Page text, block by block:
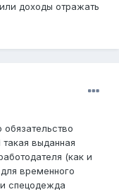
доходы отражать
выданная
(как и
временного
спецодежда